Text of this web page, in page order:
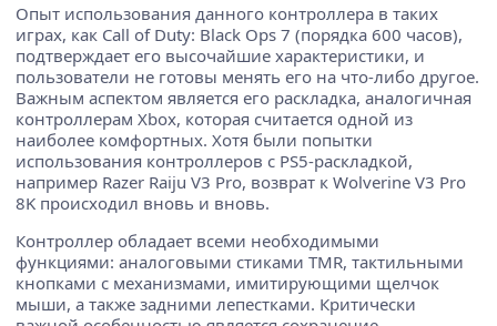
Опыт использования данного контроллера в таких
играх, как Call of Duty: Black Ops 7 (порядка 600 часов),
подтверждает его высочайшие характеристики, и
пользователи не готовы менять его на что-либо другое.
Важным аспектом является его раскладка, аналогичная
контроллерам Xbox, которая считается одной из
наиболее комфортных. Хотя были попытки
использования контроллеров с PS5-раскладкой,
например Razer Raiju V3 Pro, возврат к Wolverine V3 Pro
8K происходил вновь и вновь.
Контроллер обладает всеми необходимыми
функциями: аналоговыми стиками TMR, тактильными
кнопками с механизмами, имитирующими щелчок
мыши, а также задними лепестками. Критически